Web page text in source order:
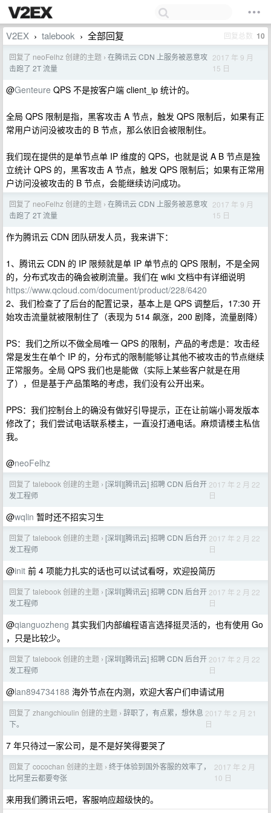
V2EX › talebook › 全部回复 回复总数 10
回复了 neoFelhz 创建的主题 › 在腾讯云 CDN 上服务被恶意攻
击跑了 2T 流量
2017 年 9 月
15 日
@Genteure QPS 不是按客户端 client_ip 统计的。
全局 QPS 限制是指，黑客攻击 A 节点，触发 QPS 限制后，如果有正
常用户访问没被攻击的 B 节点，那么依旧会被限制住。
我们现在提供的是单节点单 IP 维度的 QPS，也就是说 A B 节点是独
立统计 QPS 的，黑客攻击 A 节点，触发 QPS 限制后；如果有正常用
户访问没被攻击的 B 节点，会能继续访问成功。
回复了 neoFelhz 创建的主题 › 在腾讯云 CDN 上服务被恶意攻
击跑了 2T 流量
2017 年 9 月
15 日
作为腾讯云 CDN 团队研发人员，我来讲下：
1、腾讯云 CDN 的 IP 限频就是单 IP 单节点的 QPS 限制，不是全网
的，分布式攻击的确会被刷流量。我们在 wiki 文档中有详细说明
https://www.qcloud.com/document/product/228/6420
2、我们检查了了后台的配置记录，基本上是 QPS 调整后，17:30 开
始攻击流量就被限制住了（表现为 514 飙涨，200 剧降，流量剧降）
PS：我们之所以不做全局唯一 QPS 的限制，产品的考虑是：攻击经
常是发生在单个 IP 的，分布式的限制能够让其他不被攻击的节点继续
正常服务。全局 QPS 我们也是能做（实际上某些客户就是在用
了），但是基于产品策略的考虑，我们没有公开出来。
PPS：我们控制台上的确没有做好引导提示，正在让前端小哥发版本
修改了；我们尝试电话联系楼主，一直没打通电话。麻烦请楼主私信
我。
@neoFelhz
回复了 talebook 创建的主题 › [深圳][腾讯云] 招聘 CDN 后台开
发工程师
2017 年 2 月 22
日
@wqlin 暂时还不招实习生
回复了 talebook 创建的主题 › [深圳][腾讯云] 招聘 CDN 后台开
发工程师
2017 年 2 月 22
日
@init 前 4 项能力扎实的话也可以试试看呀，欢迎投简历
回复了 talebook 创建的主题 › [深圳][腾讯云] 招聘 CDN 后台开
发工程师
2017 年 2 月 22
日
@qianguozheng 其实我们内部编程语言选择挺灵活的，也有使用 Go
，只是比较少。
回复了 talebook 创建的主题 › [深圳][腾讯云] 招聘 CDN 后台开
发工程师
2017 年 2 月 22
日
@lan894734188 海外节点在内测，欢迎大客户们申请试用
回复了 zhangchioulin 创建的主题 › 辞职了，有点累，想休息
下。
2017 年 2 月 21
日
7 年只待过一家公司，是不是好笑得要哭了
回复了 cocochan 创建的主题 › 终于体验到国外客服的效率了，
比阿里云都要夸张
2017 年 2 月
10 日
来用我们腾讯云吧，客服响应超级快的。